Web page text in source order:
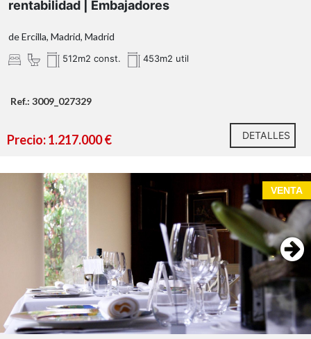
rentabilidad | Embajadores
de Ercilla, Madrid, Madrid
512m2 const. 453m2 util
Ref.: 3009_027329
Precio: 1.217.000 € DETALLES
VENTA